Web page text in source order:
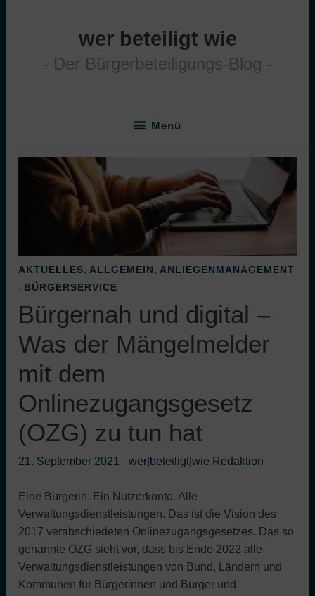
wer beteiligt wie
Der Bürgerbeteiligungs-Blog
Menü
AKTUELLES, ALLGEMEIN, ANLIEGENMANAGEMENT
, BÜRGERSERVICE
Bürgernah und digital –
Was der Mängelmelder
mit dem
Onlinezugangsgesetz
(OZG) zu tun hat
21. September 2021 wer|beteiligt|wie Redaktion
Eine Bürgerin. Ein Nutzerkonto. Alle
Verwaltungsdienstleistungen. Das ist die Vision des
2017 verabschiedeten Onlinezugangsgesetzes. Das so
genannte OZG sieht vor, dass bis Ende 2022 alle
Verwaltungsdienstleistungen von Bund, Ländern und
Kommunen für Bürgerinnen und Bürger und